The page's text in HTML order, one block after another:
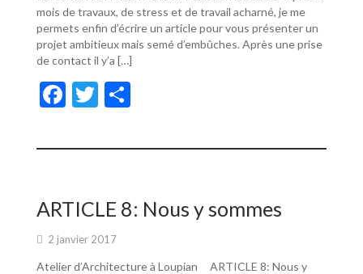
mois de travaux, de stress et de travail acharné, je me
permets enfin d’écrire un article pour vous présenter un
projet ambitieux mais semé d’embûches. Après une prise
de contact il y’a […]
F
e
o
o
k
T
itt ta
er
ARTICLE 8: Nous y sommes
2 janvier 2017
Atelier d’Architecture à Loupian ARTICLE 8: Nous y